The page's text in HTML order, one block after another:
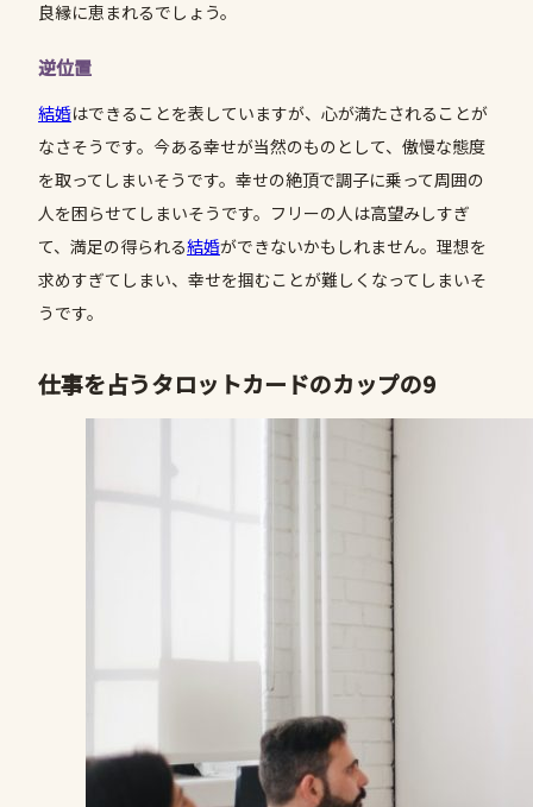
良縁に恵まれるでしょう。
逆位置
結婚はできることを表していますが、心が満たされることが
なさそうです。今ある幸せが当然のものとして、傲慢な態度
を取ってしまいそうです。幸せの絶頂で調子に乗って周囲の
人を困らせてしまいそうです。フリーの人は高望みしすぎ
て、満足の得られる結婚ができないかもしれません。理想を
求めすぎてしまい、幸せを掴むことが難しくなってしまいそ
うです。
仕事を占うタロットカードのカップの9